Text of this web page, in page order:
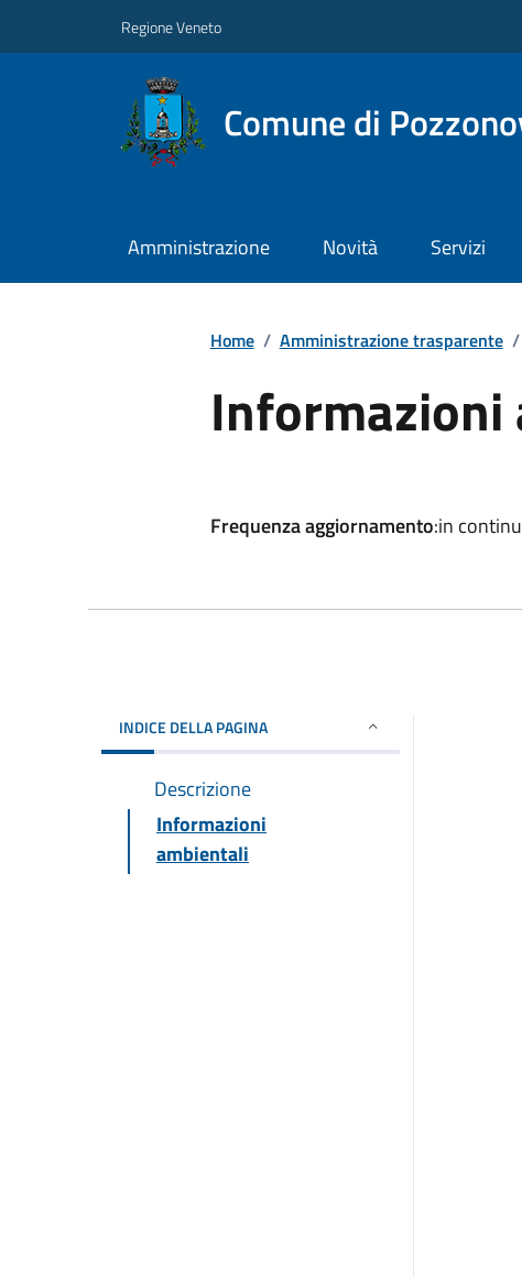
Regione Veneto
Comune di
Amministrazione Novità Servizi
Home / Amministrazione trasparente /
Frequenza aggiornamento:in
INDICE DELLA PAGINA
Descrizione
Informazioni
ambientali